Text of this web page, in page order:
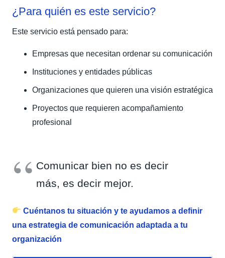
¿Para quién es este servicio?
Este servicio está pensado para:
Empresas que necesitan ordenar su comunicación
Instituciones y entidades públicas
Organizaciones que quieren una visión estratégica
Proyectos que requieren acompañamiento
profesional
Comunicar bien no es decir
más, es decir mejor.
Cuéntanos tu situación y te ayudamos a definir
una estrategia de comunicación adaptada a tu
organización